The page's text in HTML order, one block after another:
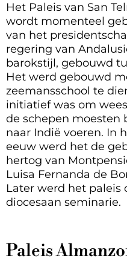
Het Paleis van San
wordt momenteel
van het
regering van
barokstijl, gebouwd
Het werd gebouwd
zeemansschool te
initiatief was om
de schepen moesten
naar Indië voeren. In
eeuw werd het de
hertog van
Luisa Fernanda de
Later werd het paleis
diocesaan seminarie.
Paleis